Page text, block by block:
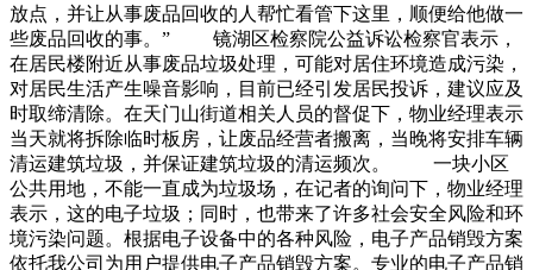
放点，并让从事废品回收的人帮忙看管下这里，顺便给他做一
些废品回收的事。” 镜湖区检察院公益诉讼检察官表示，
在居民楼附近从事废品垃圾处理，可能对居住环境造成污染，
对居民生活产生噪音影响，目前已经引发居民投诉，建议应及
时取缔清除。在天门山街道相关人员的督促下，物业经理表示
当天就将拆除临时板房，让废品经营者搬离，当晚将安排车辆
清运建筑垃圾，并保证建筑垃圾的清运频次。 一块小区
公共用地，不能一直成为垃圾场，在记者的询问下，物业经理
表示，这的电子垃圾；同时，也带来了许多社会安全风险和环
境污染问题。根据电子设备中的各种风险，电子产品销毁方案
依托我公司为用户提供电子产品销毁方案。专业的电子产品销